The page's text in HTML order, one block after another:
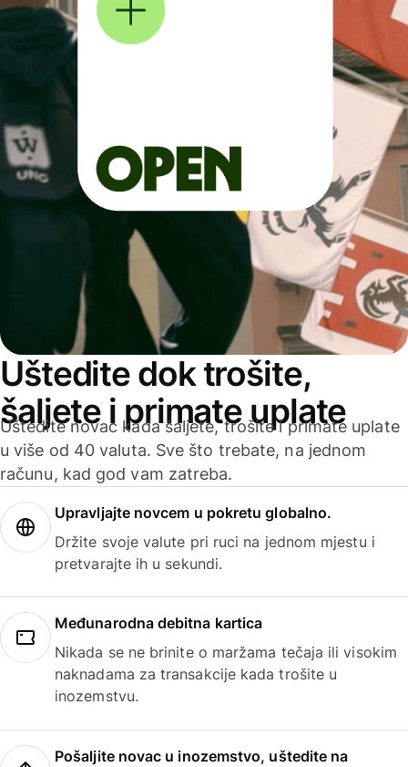
Uštedite dok trošite,
šaljete i primate uplate
Uštedite novac kada šaljete, trošite i primate uplate
u više od 40 valuta. Sve što trebate, na jednom
računu, kad god vam zatreba.
Upravljajte novcem u pokretu globalno.
Držite svoje valute pri ruci na jednom mjestu i
pretvarajte ih u sekundi.
Međunarodna debitna kartica
Nikada se ne brinite o maržama tečaja ili visokim
naknadama za transakcije kada trošite u
inozemstvu.
Pošaljite novac u inozemstvo, uštedite na